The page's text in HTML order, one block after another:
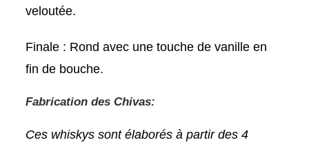
veloutée.
Finale : Rond avec une touche de vanille en
fin de bouche.
Fabrication des Chivas:
Ces whiskys sont élaborés à partir des 4